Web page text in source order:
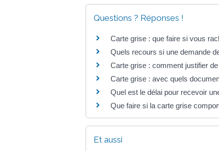
Questions ? Réponses !
Carte grise : que faire si vous
Quels recours si une demande
Carte grise : comment justifier
Carte grise : avec quels
Quel est le délai pour recevoir
Que faire si la carte grise
Et aussi